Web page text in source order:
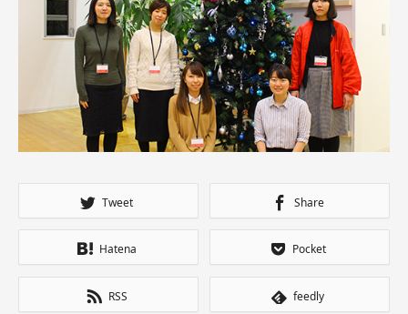
Tweet Share
Hatena Pocket
RSS feedly